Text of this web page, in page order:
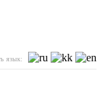
язык: